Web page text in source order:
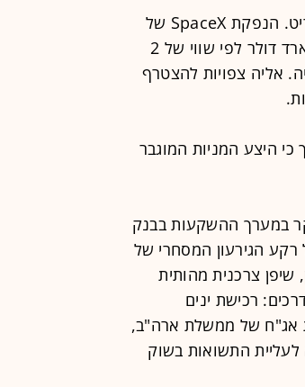
לצד נתוני המאקרו, גם גל הנפקות ענק מכביד על וול סטריט. הנפקת SpaceX של
אילון מאסק נמצאת לקראת סיום, עם גיוס של עד 75 מיליארד דולר לפי שווי של 2
אליה צפויות להצטרף
היצע המניות המוגבר
במערך ההשקעות בבנק
רקע הגירעון המסחרי של
שיפן צרכנית מהותית
רכישת ינים
אג"ח של ממשלת ארה"ב,
התשואות בשוק